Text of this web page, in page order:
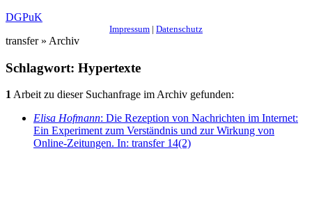
DGPuK
Impressum | Datenschutz
transfer » Archiv
Schlagwort: Hypertexte
1Arbeit zu dieser Suchanfrage im Archiv gefunden:
Elisa Hofmann: Die Rezeption von Nachrichten im Internet:
Ein Experiment zum Verständnis und zur Wirkung von
Online-Zeitungen. In: transfer 14(2)